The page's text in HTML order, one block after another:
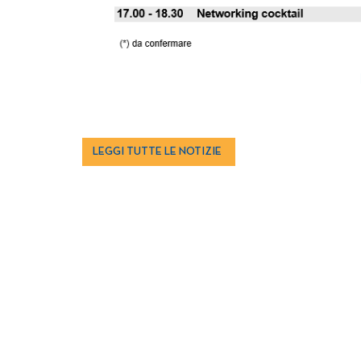
LEGGI TUTTE LE NOTIZIE